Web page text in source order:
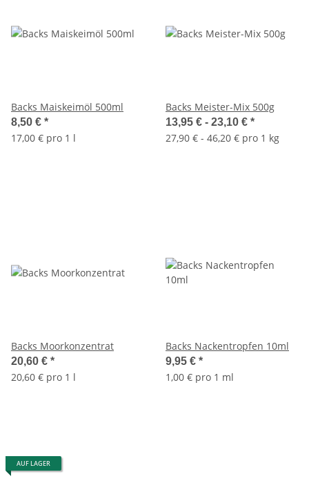
Backs Maiskeimöl 500ml
8,50 € *
17,00 € pro 1 l
Backs Meister-Mix 500g
13,95 € - 23,10 € *
27,90 € - 46,20 € pro 1 kg
Backs Moorkonzentrat
20,60 € *
20,60 € pro 1 l
Backs Nackentropfen 10ml
9,95 € *
1,00 € pro 1 ml
AUF LAGER